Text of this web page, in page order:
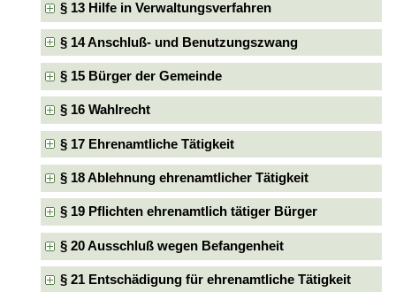
§ 13 Hilfe in Verwaltungsverfahren
§ 14 Anschluß- und Benutzungszwang
§ 15 Bürger der Gemeinde
§ 16 Wahlrecht
§ 17 Ehrenamtliche Tätigkeit
§ 18 Ablehnung ehrenamtlicher Tätigkeit
§ 19 Pflichten ehrenamtlich tätiger Bürger
§ 20 Ausschluß wegen Befangenheit
§ 21 Entschädigung für ehrenamtliche Tätigkeit